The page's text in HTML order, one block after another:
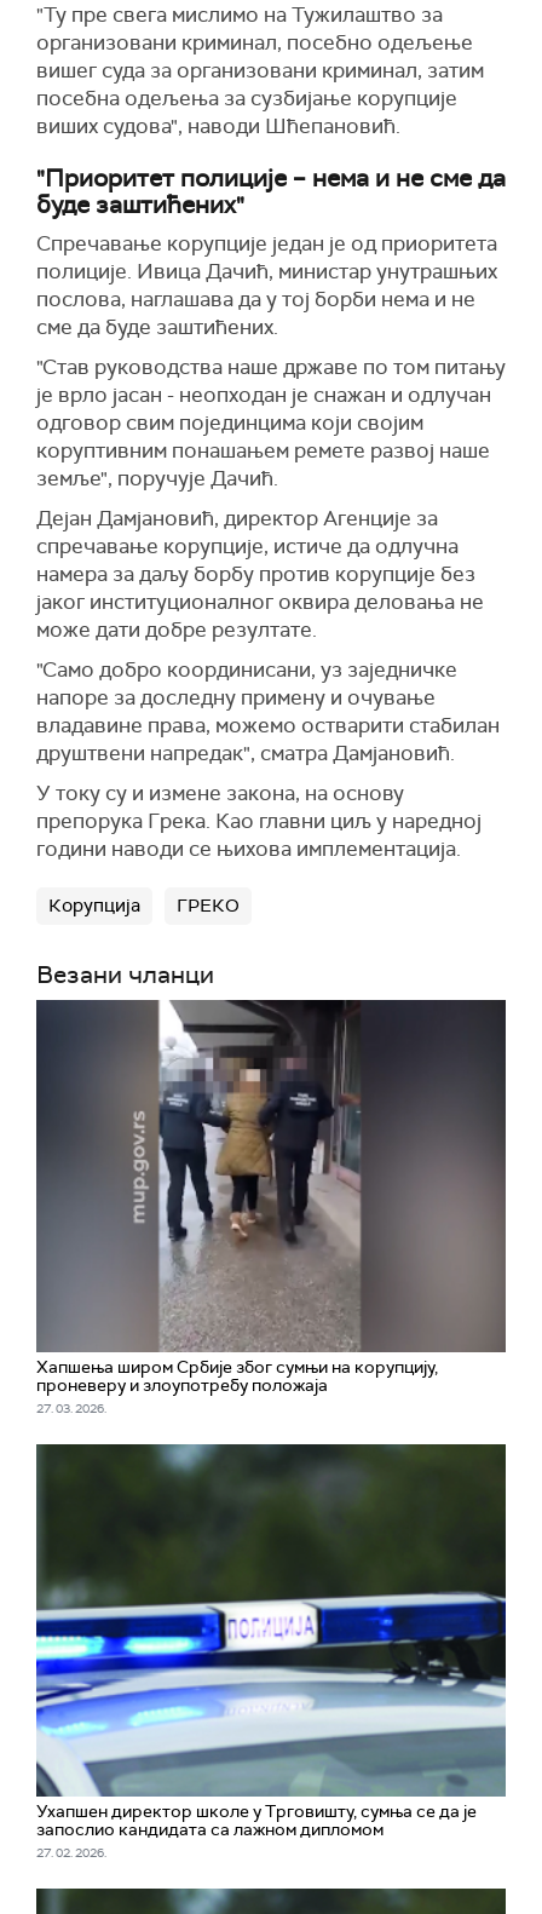
"Ту пре свега мислимо на Тужилаштво за
организовани криминал, посебно одељење
вишег суда за организовани криминал, затим
посебна одељења за сузбијање корупције
виших судова", наводи Шћепановић.
"Приоритет полиције – нема и не сме да
буде заштићених"
Спречавање корупције један је од приоритета
полиције. Ивица Дачић, министар унутрашњих
послова, наглашава да у тој борби нема и не
сме да буде заштићених.
"Став руководства наше државе по том питању
је врло јасан - неопходан је снажан и одлучан
одговор свим појединцима који својим
коруптивним понашањем ремете развој наше
земље", поручује Дачић.
Дејан Дамјановић, директор Агенције за
спречавање корупције, истиче да одлучна
намера за даљу борбу против корупције без
јаког институционалног оквира деловања не
може дати добре резултате.
"Само добро координисани, уз заједничке
напоре за доследну примену и очување
владавине права, можемо остварити стабилан
друштвени напредак", сматра Дамјановић.
У току су и измене закона, на основу
препорука Грека. Као главни циљ у наредној
години наводи се њихова имплементација.
Корупција ГРЕКО
Везани чланци
Хапшења широм Србије због сумњи на корупцију,
проневеру и злоупотребу положаја
27. 03. 2026.
Ухапшен директор школе у Трговишту, сумња се да је
запослио кандидата са лажном дипломом
27. 02. 2026.